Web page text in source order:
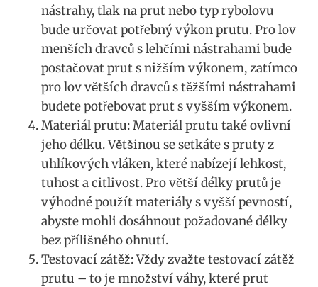
nástrahy,‌ tlak na prut nebo typ rybolovu
bude⁣ určovat ⁢potřebný výkon⁢ prutu. ‌Pro⁤ lov
menších dravců s lehčími nástrahami bude
postačovat prut ⁤s ​nižším výkonem, zatímco
pro lov⁤ větších dravců ⁣s⁢ těžšími nástrahami
budete potřebovat‍ prut s vyšším ‍výkonem.
Materiál prutu: Materiál ⁤prutu také ovlivní
jeho délku. Většinou se setkáte s‍ pruty z
uhlíkových vláken,​ které ​nabízejí​ lehkost,
tuhost a citlivost. Pro větší ‌délky prutů je
výhodné použít materiály s vyšší ⁤pevností,
abyste⁢ mohli dosáhnout požadované⁤ délky
bez přílišného ohnutí.
Testovací ⁤zátěž: ‌Vždy zvažte testovací⁤ zátěž
⁤prutu – to je množství váhy, které prut⁢